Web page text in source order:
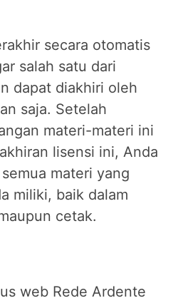
secara otomatis
salah satu dari
dapat diakhiri oleh
saja. Setelah
materi-materi ini
lisensi ini, Anda
materi yang
miliki, baik dalam
cetak.
web Rede Ardente